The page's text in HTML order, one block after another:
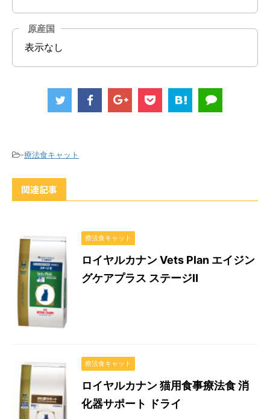
原産国
表示なし
-療法食キャット
関連記事
療法食キャット
ロイヤルカナン Vets Plan エイジン
グケアプラス ステージⅡ
療法食キャット
ロイヤルカナン 猫用食事療法食 消
化器サポート ドライ